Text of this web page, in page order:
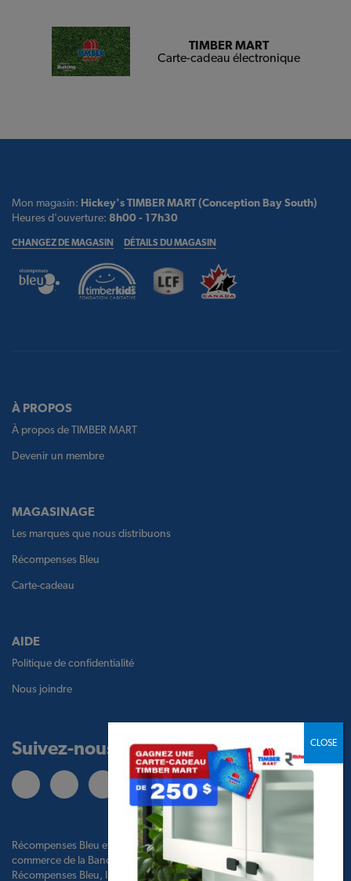
TIMBER MART
Carte-cadeau électronique
Mon magasin: Hickey's TIMBER MART (Conception Bay South)
Heures d'ouverture: 8h00 - 17h30
CHANGEZ DE MAGASIN DÉTAILS DU MAGASIN
À PROPOS
À propos de TIMBER MART
Devenir un membre
MAGASINAGE
Les marques que nous distribuons
Récompenses Bleu
Carte-cadeau
AIDE
Politique de confidentialité
Nous joindre
Suivez-nous
Récompenses Bleu et le logo Récompenses Bleu sont des marques de
commerce de la Banque de Montréal, utilisées sous licence par BMO
Récompenses Bleu, Inc. et par TBM Holdco Ltd.